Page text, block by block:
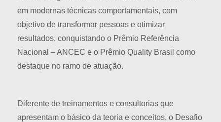
em modernas técnicas comportamentais, com
objetivo de transformar pessoas e otimizar
resultados, conquistando o Prêmio Referência
Nacional – ANCEC e o Prêmio Quality Brasil como
destaque no ramo de atuação.
Diferente de treinamentos e consultorias que
apresentam o básico da teoria e conceitos, o Desafio